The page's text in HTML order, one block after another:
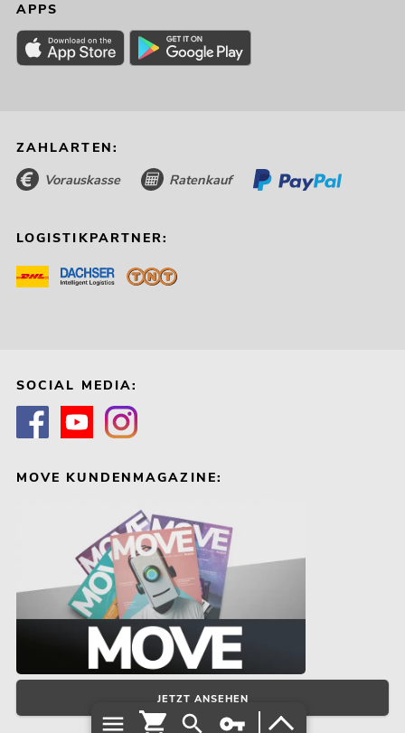
APPS
ZAHLARTEN:
Vorauskasse Ratenkauf
LOGISTIKPARTNER:
SOCIAL MEDIA:
MOVE KUNDENMAGAZINE:
JETZT ANSEHEN